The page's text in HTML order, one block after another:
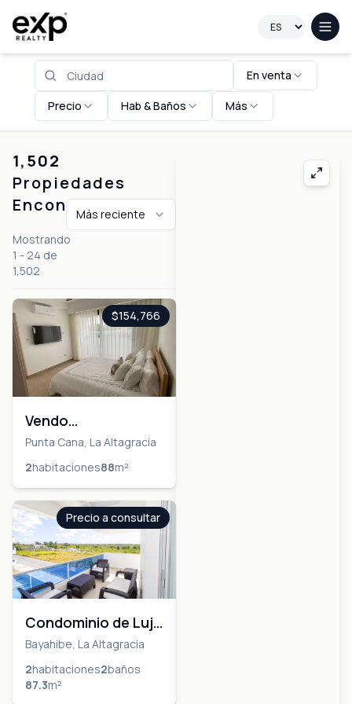
Propiedades en República Dominicana
En venta
Precio Hab & Baños Más
1,502
Propiedades
Encontradas
Mostrando
1 - 24 de
1,502
Más reciente
$154,766
Vendo
Apartamento en
Punta Cana
Punta Cana, La Altagracia
2habitaciones88m²
Precio a consultar
Condominio de Lujo
en Bayahíbe –
Totalmente
Amueblado
Bayahibe, La Altagracia
2habitaciones2baños
87.3m²